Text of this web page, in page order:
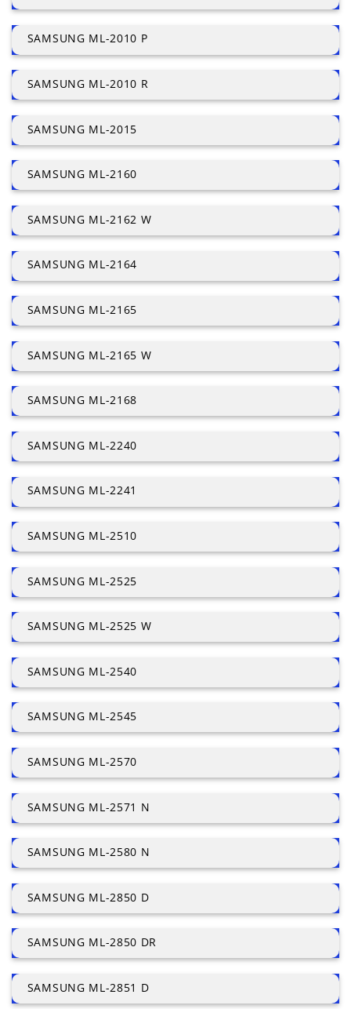
SAMSUNG ML-2010 P
SAMSUNG ML-2010 R
SAMSUNG ML-2015
SAMSUNG ML-2160
SAMSUNG ML-2162 W
SAMSUNG ML-2164
SAMSUNG ML-2165
SAMSUNG ML-2165 W
SAMSUNG ML-2168
SAMSUNG ML-2240
SAMSUNG ML-2241
SAMSUNG ML-2510
SAMSUNG ML-2525
SAMSUNG ML-2525 W
SAMSUNG ML-2540
SAMSUNG ML-2545
SAMSUNG ML-2570
SAMSUNG ML-2571 N
SAMSUNG ML-2580 N
SAMSUNG ML-2850 D
SAMSUNG ML-2850 DR
SAMSUNG ML-2851 D